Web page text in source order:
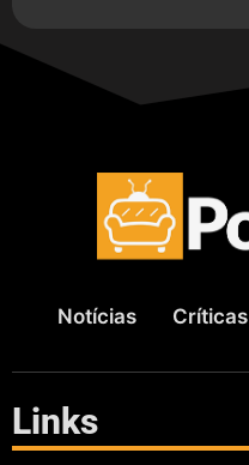
Notícias Críticas
Links